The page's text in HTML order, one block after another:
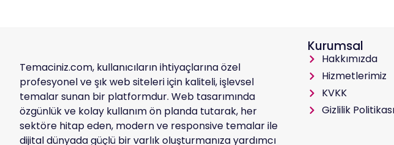
Temaciniz.com, kullanıcıların ihtiyaçlarına özel
profesyonel ve şık web siteleri için kaliteli, işlevsel
temalar sunan bir platformdur. Web tasarımında
özgünlük ve kolay kullanım ön planda tutarak, her
sektöre hitap eden, modern ve responsive temalar ile
dijital dünyada güçlü bir varlık oluşturmanıza yardımcı
Kurumsal
Hakkımızda
Hizmetlerimiz
KVKK
Gizlilik Politikası